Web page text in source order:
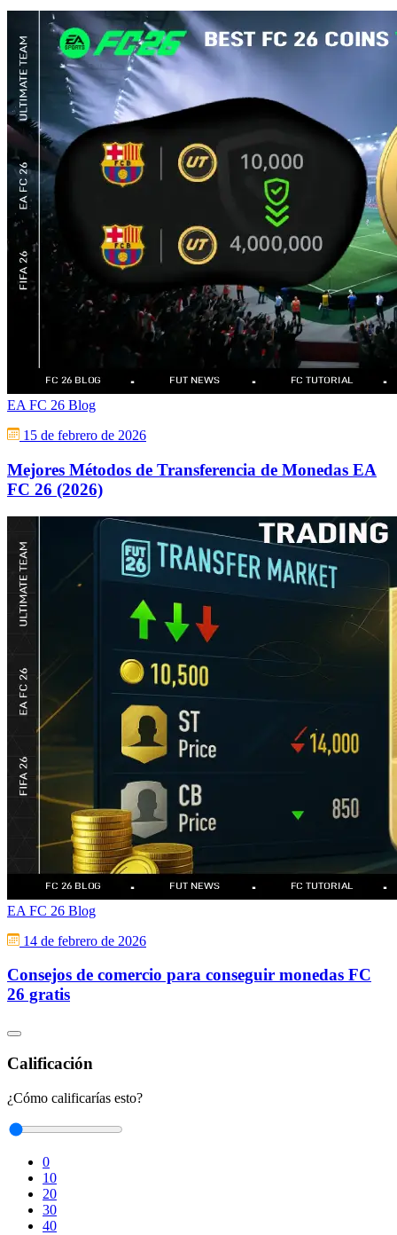
EA FC 26 Blog
15 de febrero de 2026
Mejores Métodos de Transferencia de Monedas EA
FC 26 (2026)
EA FC 26 Blog
14 de febrero de 2026
Consejos de comercio para conseguir monedas FC
26 gratis
Calificación
¿Cómo calificarías esto?
0
10
20
30
40